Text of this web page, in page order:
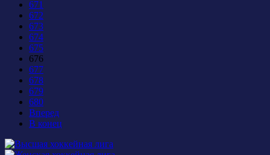
671
672
673
674
675
676
677
678
679
680
Вперед
В конец